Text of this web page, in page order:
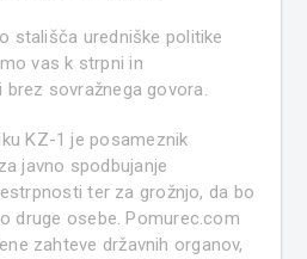
stališča uredniške politike
vas k strpni in
brez sovražnega govora.
KZ-1 je posameznik
javno spodbujanje
ter za grožnjo, da bo
druge osebe. Pomurec.com
zahteve državnih organov,